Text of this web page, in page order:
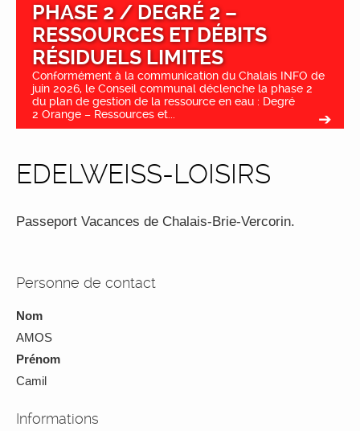
PHASE 2 / DEGRÉ 2 –
RESSOURCES ET DÉBITS
RÉSIDUELS LIMITES
Conformément à la communication du Chalais INFO de
juin 2026, le Conseil communal déclenche la phase 2
du plan de gestion de la ressource en eau : Degré
2 Orange – Ressources et...
EDELWEISS-LOISIRS
Passeport Vacances de Chalais-Brie-Vercorin.
Personne de contact
Nom
AMOS
Prénom
Camil
Informations